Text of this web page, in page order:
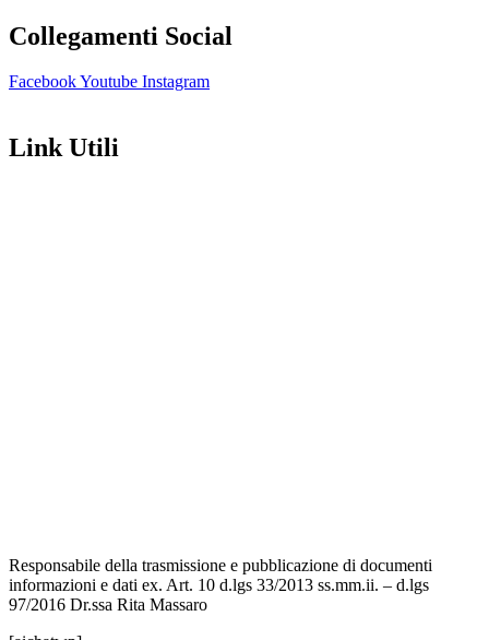
Collegamenti Social
FacebookYoutube Instagram
Link Utili
Responsabile della trasmissione e pubblicazione di documenti
informazioni e dati ex. Art. 10 d.lgs 33/2013 ss.mm.ii. – d.lgs
97/2016 Dr.ssa Rita Massaro